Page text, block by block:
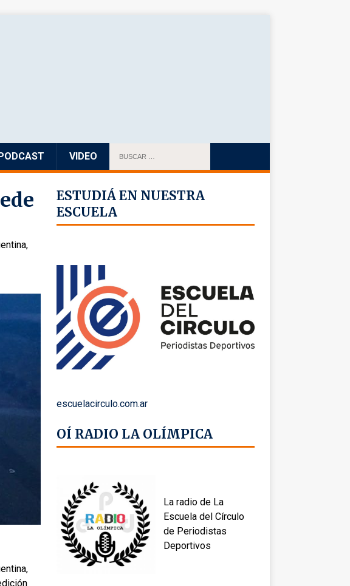
VIDEO
ESTUDIÁ EN NUESTRA
ESCUELA
escuelacirculo.com.ar
OÍ RADIO LA OLÍMPICA
La radio de La
Escuela del Círculo
de Periodistas
Deportivos